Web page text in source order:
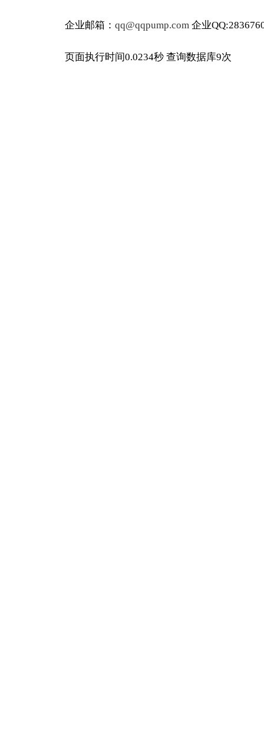
企业邮箱： qq@qqpump.com 企业
页面执行时间0.0234秒 查询数据库9次